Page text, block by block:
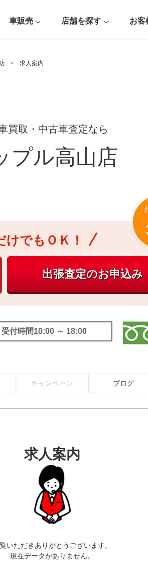
車販売 店舗を探す お客
求人案内
買取・中古車査定なら
プル高山店
けでもＯＫ！
受付時間10:00 ～ 18:00
キャンペーン ブログ
求人案内
いただきありがとうございます。
現在データがありません。